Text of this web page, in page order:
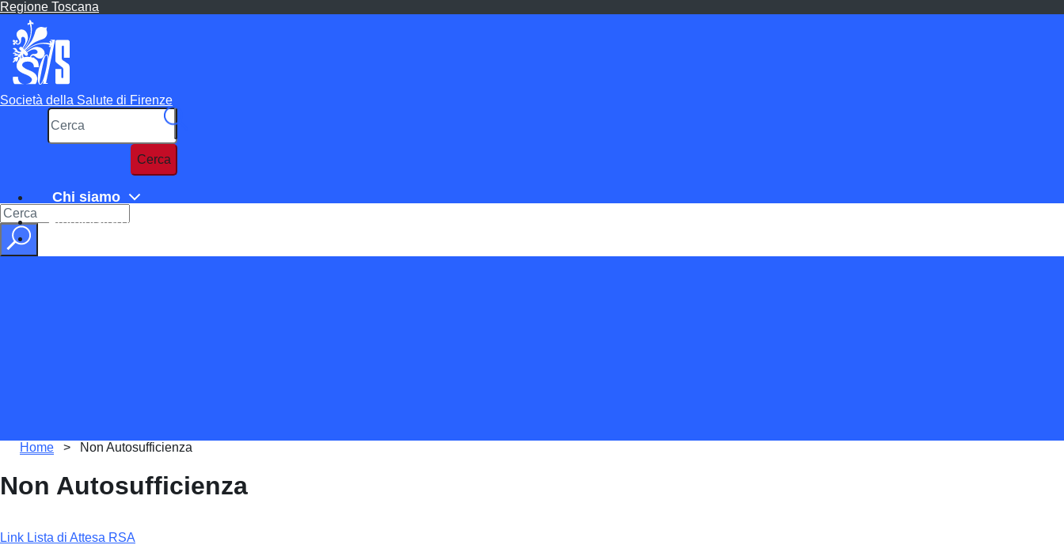
Salta
contenuto
principale
Regione Toscana
Società della Salute di Firenze
Chi siamo
Amministrazione trasparente
Cerca
Briciole
Home > Non Autosufficienza
Non Autosufficienza
Link Lista di Attesa RSA